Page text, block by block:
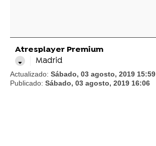
Atresplayer Premium
Madrid
Actualizado: Sábado, 03 agosto, 2019 15:59
Publicado: Sábado, 03 agosto, 2019 16:06